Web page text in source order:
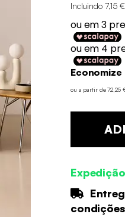
Incluindo 7,15
Economize
ou a partir de 72,25
condições